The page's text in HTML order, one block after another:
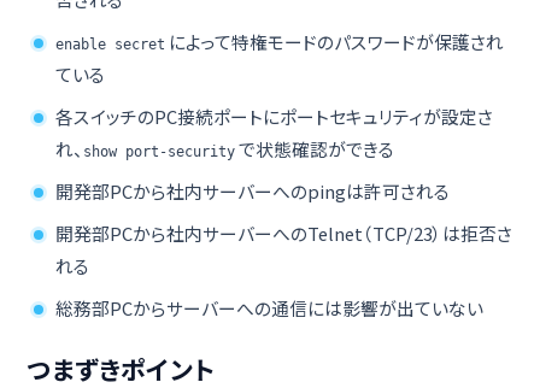
enable secret によって特権モードのパスワードが保護され
ている
各スイッチのPC接続ポートにポートセキュリティが設定さ
れ、 show port-security で状態確認ができる
開発部PCから社内サーバーへのpingは許可される
開発部PCから社内サーバーへのTelnet（TCP/23）は拒否さ
れる
総務部PCからサーバーへの通信には影響が出ていない
つまずきポイント